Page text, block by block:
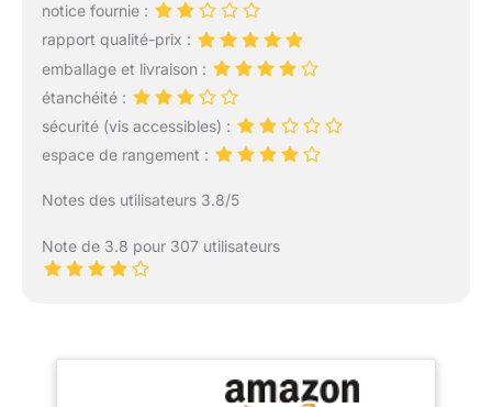
notice fournie :
rapport qualité-prix :
emballage et livraison :
étanchéité :
sécurité (vis accessibles) :
espace de rangement :
Notes des utilisateurs 3.8/5
Note de 3.8 pour 307 utilisateurs